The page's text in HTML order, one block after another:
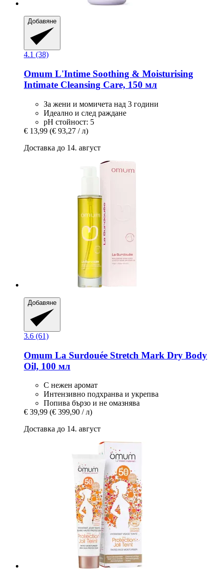
Добавяне
4.1 (38)
Omum L'Intime Soothing & Moisturising
Intimate Cleansing Care, 150 мл
За жени и момичета над 3 години
Идеално и след раждане
pH стойност: 5
€ 13,99 (€ 93,27 / л)
Доставка до 14. август
Добавяне
3.6 (61)
Omum La Surdouée Stretch Mark Dry Body
Oil, 100 мл
С нежен аромат
Интензивно подхранва и укрепва
Попива бързо и не омазнява
€ 39,99 (€ 399,90 / л)
Доставка до 14. август